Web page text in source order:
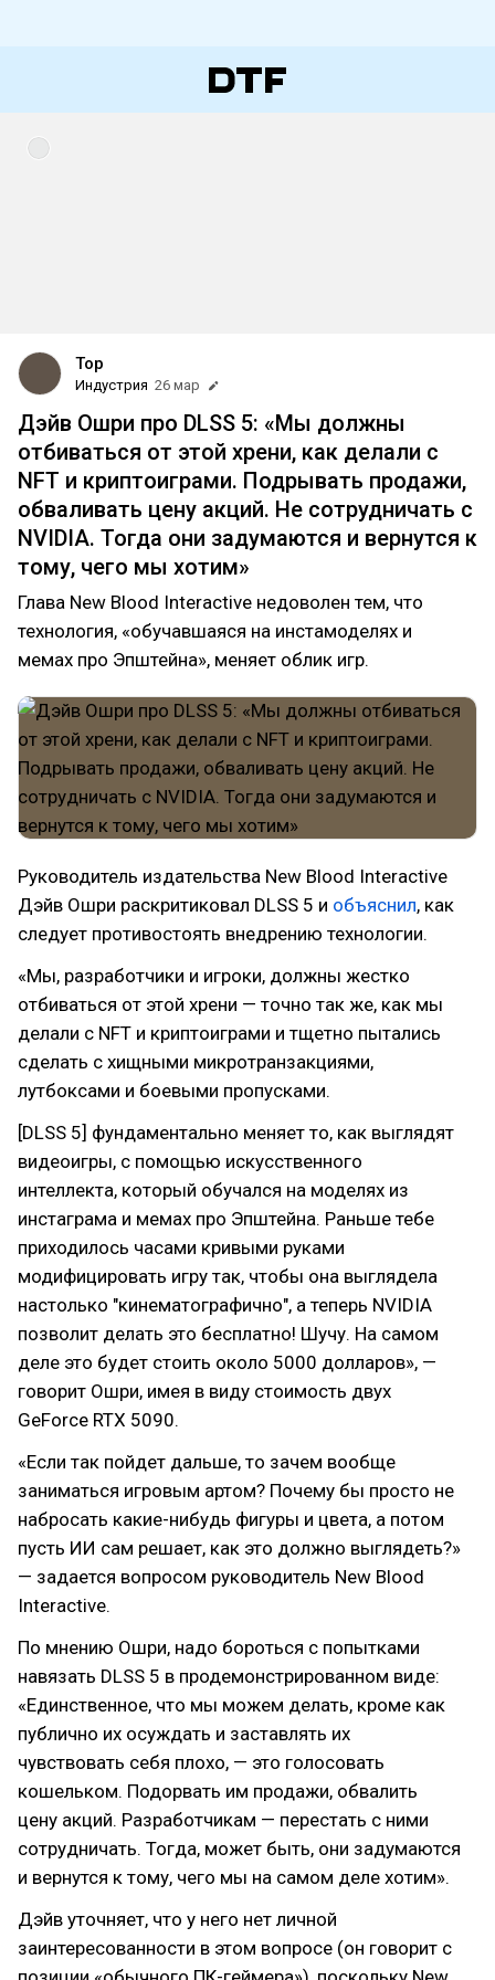
Top
Индустрия 26 мар
Дэйв Ошри про DLSS 5: «Мы должны
отбиваться от этой хрени, как делали с
NFT и криптоиграми. Подрывать продажи,
обваливать цену акций. Не сотрудничать с
NVIDIA. Тогда они задумаются и вернутся к
тому, чего мы хотим»
Глава New Blood Interactive недоволен тем, что
технология, «обучавшаяся на инстамоделях и
мемах про Эпштейна», меняет облик игр.
Руководитель издательства New Blood Interactive
Дэйв Ошри раскритиковал DLSS 5 и объяснил, как
следует противостоять внедрению технологии.
«Мы, разработчики и игроки, должны жестко
отбиваться от этой хрени — точно так же, как мы
делали с NFT и криптоиграми и тщетно пытались
сделать с хищными микротранзакциями,
лутбоксами и боевыми пропусками.
[DLSS 5] фундаментально меняет то, как выглядят
видеоигры, с помощью искусственного
интеллекта, который обучался на моделях из
инстаграма и мемах про Эпштейна. Раньше тебе
приходилось часами кривыми руками
модифицировать игру так, чтобы она выглядела
настолько "кинематографично", а теперь NVIDIA
позволит делать это бесплатно! Шучу. На самом
деле это будет стоить около 5000 долларов», —
говорит Ошри, имея в виду стоимость двух
GeForce RTX 5090.
«Если так пойдет дальше, то зачем вообще
заниматься игровым артом? Почему бы просто не
набросать какие-нибудь фигуры и цвета, а потом
пусть ИИ сам решает, как это должно выглядеть?»
— задается вопросом руководитель New Blood
Interactive.
По мнению Ошри, надо бороться с попытками
навязать DLSS 5 в продемонстрированном виде:
«Единственное, что мы можем делать, кроме как
публично их осуждать и заставлять их
чувствовать себя плохо, — это голосовать
кошельком. Подорвать им продажи, обвалить
цену акций. Разработчикам — перестать с ними
сотрудничать. Тогда, может быть, они задумаются
и вернутся к тому, чего мы на самом деле хотим».
Дэйв уточняет, что у него нет личной
заинтересованности в этом вопросе (он говорит с